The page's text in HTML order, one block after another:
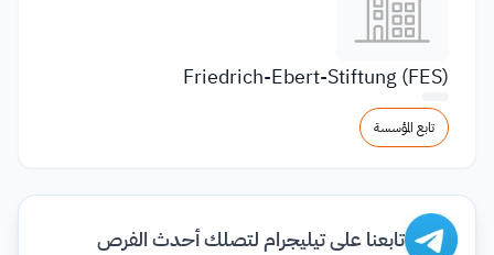
Friedrich-Ebert-Stiftung (FES)
تابع المؤسسة
تابعنا على تيليجرام لتصلك أحدث الفرص